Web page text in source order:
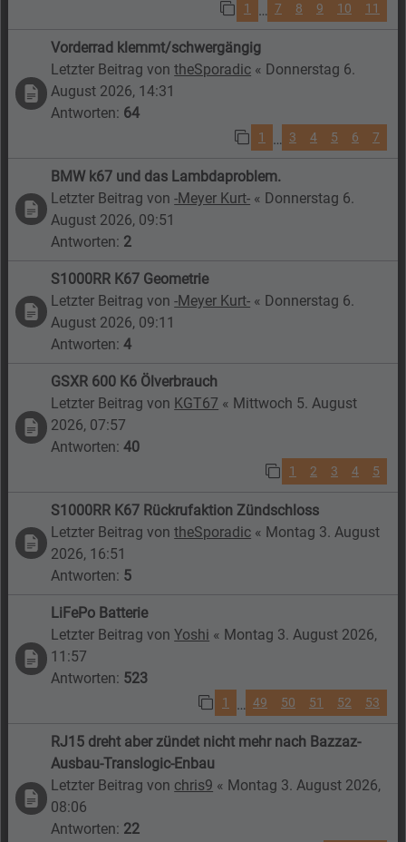
1 … 7 8 9 10 11
Vorderrad klemmt/schwergängig
Letzter Beitrag vontheSporadic « Donnerstag 6.
August 2026, 14:31
Antworten: 64
1 … 3 4 5 6 7
BMW k67 und das Lambdaproblem.
Letzter Beitrag von-Meyer Kurt- « Donnerstag 6.
August 2026, 09:51
Antworten: 2
S1000RR K67 Geometrie
Letzter Beitrag von-Meyer Kurt- « Donnerstag 6.
August 2026, 09:11
Antworten:4
GSXR 600 K6 Ölverbrauch
Letzter Beitrag von KGT67 « Mittwoch 5. August
2026, 07:57
Antworten:40
1 2 3 4 5
S1000RR K67 Rückrufaktion Zündschloss
Letzter Beitrag vontheSporadic « Montag 3. August
2026, 16:51
Antworten: 5
LiFePo Batterie
Letzter Beitrag vonYoshi « Montag 3. August 2026,
11:57
Antworten: 523
1 … 49 50 51 52 53
RJ15 dreht aber zündet nicht mehr nach Bazzaz-
Ausbau-Translogic-Enbau
Letzter Beitrag von chris9 « Montag 3. August 2026,
08:06
Antworten: 22